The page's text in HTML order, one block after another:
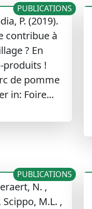
P. (2019).
contribue à
? En
produits !
de pomme
in: Foire...
PUBLICATIONS
N. ,
M.L. ,
PUBLICATIONS